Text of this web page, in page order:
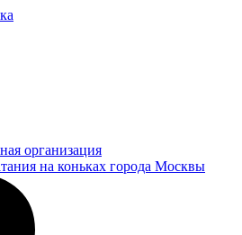
организация
на коньках города Москвы